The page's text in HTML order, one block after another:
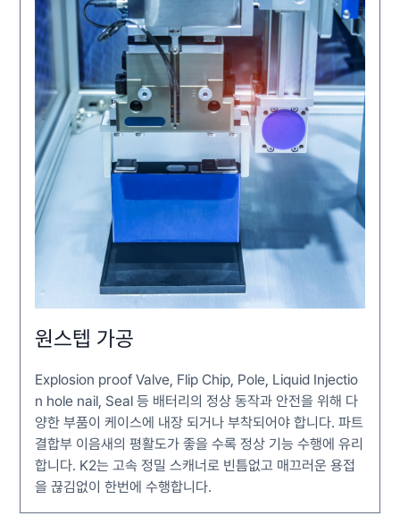
원스텝 가공
Explosion proof Valve, Flip Chip, Pole, Liquid Injectio
n hole nail, Seal 등 배터리의 정상 동작과 안전을 위해 다
양한 부품이 케이스에 내장 되거나 부착되어야 합니다. 파트
결합부 이음새의 평활도가 좋을 수록 정상 기능 수행에 유리
합니다. K2는 고속 정밀 스캐너로 빈틈없고 매끄러운 용접
을 끊김없이 한번에 수행합니다.